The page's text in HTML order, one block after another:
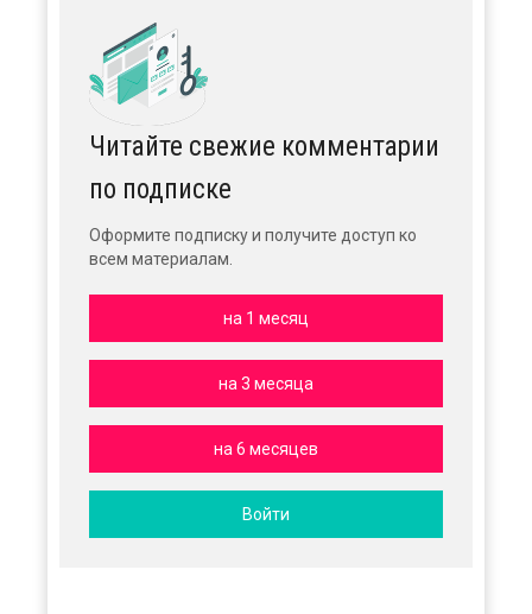
Читайте свежие комментарии
по подписке
Оформите подписку и получите доступ ко
всем материалам.
на 1 месяц
на 3 месяца
на 6 месяцев
Войти